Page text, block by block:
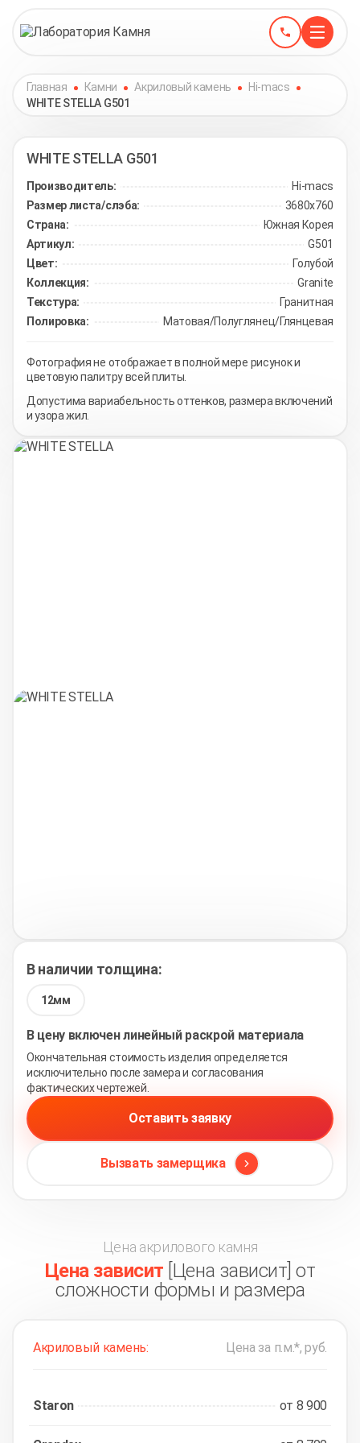
Главная Камни Акриловый камень
Hi-macs
WHITE STELLA G501
WHITE STELLA G501
Производитель:
Hi-macs
Размер листа/слэба:
3680х760
Страна:
Южная Корея
Артикул:
G501
Цвет:
Голубой
Коллекция:
Granite
Текстура:
Гранитная
Полировка:
Матовая/Полуглянец/Глянцевая
Фотография не отображает в полной мере рисунок и
цветовую палитру всей плиты.
Допустима вариабельность оттенков, размера включений
и узора жил.
В наличии толщина:
12мм
В цену включен линейный раскрой материала
Окончательная стоимость изделия определяется
исключительно после замера и согласования
фактических чертежей.
Оставить заявку
Вызвать замерщика
Цена акрилового камня
Цена зависит [Цена зависит] от
сложности формы и размера
Акриловый камень: Цена за п.м.*, руб.
Staron от 8 900